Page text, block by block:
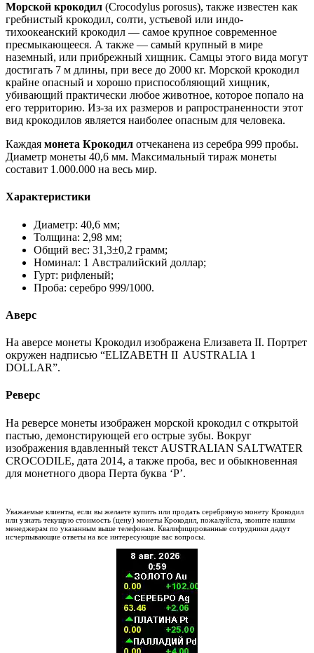
Морской крокодил (Crocodylus porosus), также известен как
гребнистый крокодил, солти, устьевой или индо-
тихоокеанский крокодил — самое крупное современное
пресмыкающееся. А также — самый крупный в мире
наземный, или прибрежный хищник. Самцы этого вида могут
достигать 7 м длины, при весе до 2000 кг. Морской крокодил
крайне опасный и хорошо приспособляющий хищник,
убивающий практически любое животное, которое попало на
его территорию. Из-за их размеров и рапространенности этот
вид крокодилов является наиболее опасным для человека.
Каждая монета Крокодил отчеканена из серебра 999 пробы.
Диаметр монеты 40,6 мм. Максимальный тираж монеты
составит 1.000.000 на весь мир.
Характеристики
Диаметр: 40,6 мм;
Толщина: 2,98 мм;
Общий вес: 31,3±0,2 грамм;
Номинал: 1 Австралийский доллар;
Гурт: рифленый;
Проба: серебро 999/1000.
Аверс
На аверсе монеты Крокодил изображена Елизавета II. Портрет
окружен надписью “ELIZABETH II AUSTRALIA 1
DOLLAR”.
Реверс
На реверсе монеты изображен морской крокодил с открытой
пастью, демонстирующей его острые зубы. Вокруг
изображения вдавленный текст AUSTRALIAN SALTWATER
CROCODILE, дата 2014, а также проба, вес и обыкновенная
для монетного двора Перта буква ‘P’.
Уважаемые клиенты, если вы желаете купить или продать серебряную монету Крокодил
или узнать текущую стоимость (цену) монеты Крокодил, пожалуйста, звоните нашим
менеджерам по указанным выше телефонам. Квалифицированные сотрудники дадут
исчерпывающие ответы на все интересующие вас вопросы.